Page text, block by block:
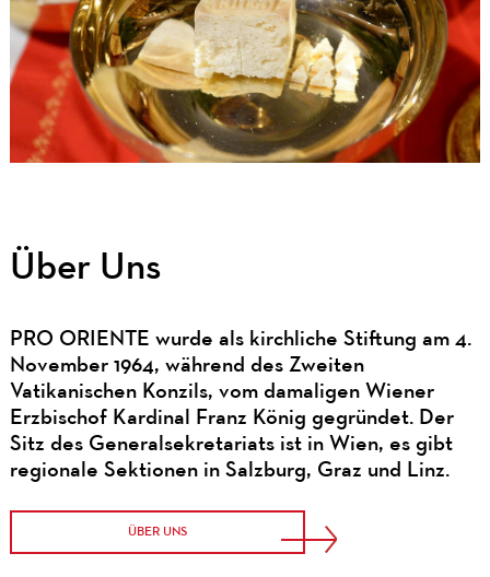
Über Uns
PRO ORIENTE wurde als kirchliche Stiftung am 4.
November 1964, während des Zweiten
Vatikanischen Konzils, vom damaligen Wiener
Erzbischof Kardinal Franz König gegründet. Der
Sitz des Generalsekretariats ist in Wien, es gibt
regionale Sektionen in Salzburg, Graz und Linz.
ÜBER UNS